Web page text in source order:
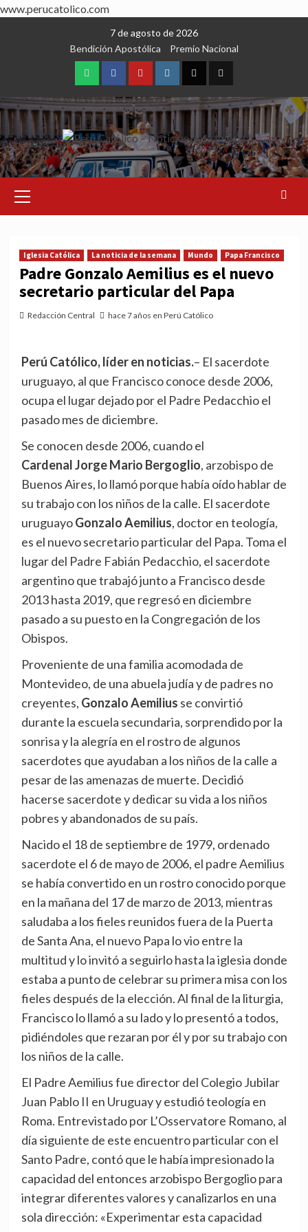
www.perucatolico.com
7 de agosto de 2026
Bendición Apostólica
Premio Nacional
WhatsAppFacebookYoutubeInstagram
X TikTok
Menu
Iglesia Católica La noticia de la semana Mundo Papa Francisco
Padre Gonzalo Aemilius es el nuevo
secretario particular del Papa
Redacción Central hace 7 años en Perú Católico
Perú Católico, líder en noticias.– El sacerdote
uruguayo, al que Francisco conoce desde 2006,
ocupa el lugar dejado por el Padre Pedacchio el
pasado mes de diciembre.
Se conocen desde 2006, cuando el
Cardenal Jorge Mario Bergoglio, arzobispo de
Buenos Aires, lo llamó porque había oído hablar de
su trabajo con los niños de la calle. El sacerdote
uruguayoGonzalo Aemilius, doctor en teología,
es el nuevo secretario particular del Papa. Toma el
lugar del Padre Fabián Pedacchio, el sacerdote
argentino que trabajó junto a Francisco desde
2013 hasta 2019, que regresó en diciembre
pasado a su puesto en la Congregación de los
Obispos.
Proveniente de una familia acomodada de
Montevideo, de una abuela judía y de padres no
creyentes, Gonzalo Aemilius se convirtió
durante la escuela secundaria, sorprendido por la
sonrisa y la alegría en el rostro de algunos
sacerdotes que ayudaban a los niños de la calle a
pesar de las amenazas de muerte. Decidió
hacerse sacerdote y dedicar su vida a los niños
pobres y abandonados de su país.
Nacido el 18 de septiembre de 1979, ordenado
sacerdote el 6 de mayo de 2006, el padre Aemilius
se había convertido en un rostro conocido porque
en la mañana del 17 de marzo de 2013, mientras
saludaba a los fieles reunidos fuera de la Puerta
de Santa Ana, el nuevo Papa lo vio entre la
multitud y lo invitó a seguirlo hasta la iglesia donde
estaba a punto de celebrar su primera misa con los
fieles después de la elección. Al final de la liturgia,
Francisco lo llamó a su lado y lo presentó a todos,
pidiéndoles que rezaran por él y por su trabajo con
los niños de la calle.
El Padre Aemilius fue director del Colegio Jubilar
Juan Pablo II en Uruguay y estudió teología en
Roma. Entrevistado por L’Osservatore Romano, al
día siguiente de este encuentro particular con el
Santo Padre, contó que le había impresionado la
capacidad del entonces arzobispo Bergoglio para
integrar diferentes valores y canalizarlos en una
sola dirección: «Experimentar esta capacidad